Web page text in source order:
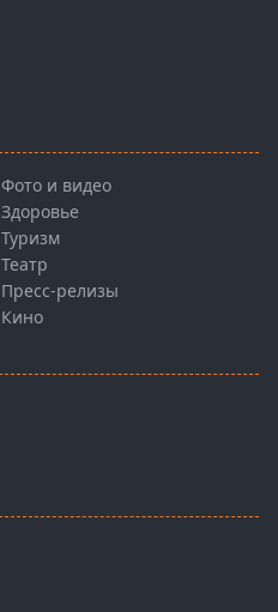
Фото и видео
Здоровье
Туризм
Театр
Пресс-релизы
Кино